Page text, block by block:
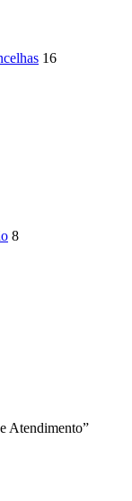
16
8
Atendimento”